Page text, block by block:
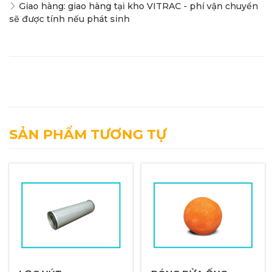
Giao hàng: giao hàng tại kho VITRAC - phí vận chuyển
sẽ được tính nếu phát sinh
SẢN PHẨM TƯƠNG TỰ